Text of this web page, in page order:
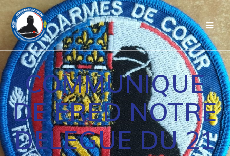
Passer
au
contenu
COMMUNIQUE
DE FRED NOTRE
DELEGUE DU 21